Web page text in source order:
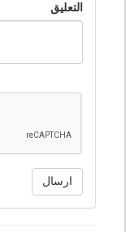
التعليق
ارسال